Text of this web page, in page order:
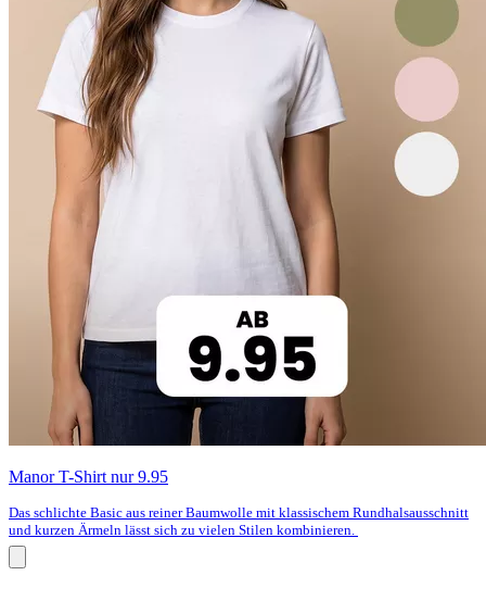
Manor T-Shirt nur 9.95
Das schlichte Basic aus reiner Baumwolle mit klassischem Rundhalsausschnitt
und kurzen Ärmeln lässt sich zu vielen Stilen kombinieren.